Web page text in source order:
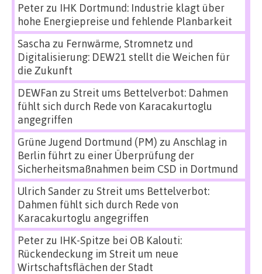
Peterzu IHK Dortmund: Industrie klagt über
hohe Energiepreise und fehlende Planbarkeit
Sascha zu Fernwärme, Stromnetz und
Digitalisierung: DEW21 stellt die Weichen für
die Zukunft
DEWFan zu Streit ums Bettelverbot: Dahmen
fühlt sich durch Rede von Karacakurtoglu
angegriffen
Grüne Jugend Dortmund (PM) zu Anschlag in
Berlin führt zu einer Überprüfung der
Sicherheitsmaßnahmen beim CSD in Dortmund
Ulrich Sanderzu Streit ums Bettelverbot:
Dahmen fühlt sich durch Rede von
Karacakurtoglu angegriffen
Peterzu IHK-Spitze bei OB Kalouti:
Rückendeckung im Streit um neue
Wirtschaftsflächen der Stadt